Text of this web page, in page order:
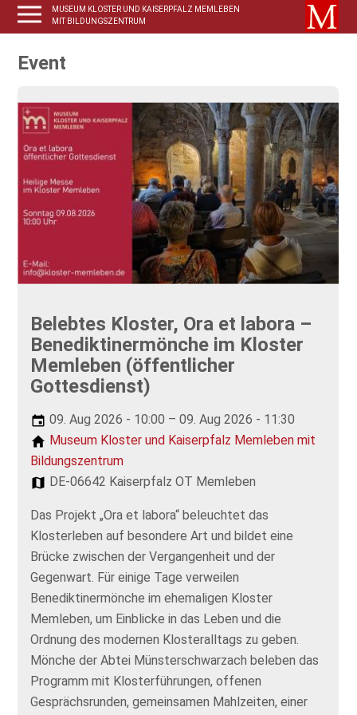
MUSEUM KLOSTER UND KAISERPFALZ MEMLEBEN
MIT BILDUNGSZENTRUM
Event
Belebtes Kloster, Ora et labora –
Benediktinermönche im Kloster
Memleben (öffentlicher
Gottesdienst)
09. Aug 2026 - 10:00 – 09. Aug 2026 - 11:30
Museum Kloster und Kaiserpfalz Memleben mit
Bildungszentrum
DE-06642 Kaiserpfalz OT Memleben
Das Projekt „Ora et labora“ beleuchtet das
Klosterleben auf besondere Art und bildet eine
Brücke zwischen der Vergangenheit und der
Gegenwart. Für einige Tage verweilen
Benediktinermönche im ehemaligen Kloster
Memleben, um Einblicke in das Leben und die
Ordnung des modernen Klosteralltags zu geben.
Mönche der Abtei Münsterschwarzach beleben das
Programm mit Klosterführungen, offenen
Gesprächsrunden, gemeinsamen Mahlzeiten, einer